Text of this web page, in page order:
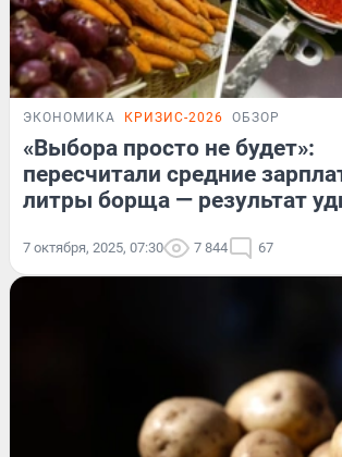
ЭКОНОМИКА КРИЗИС-2026 ОБЗОР
«Выбора просто не будет»:
пересчитали средние
литры борща — результат
7 октября, 2025, 07:30 7 844 67